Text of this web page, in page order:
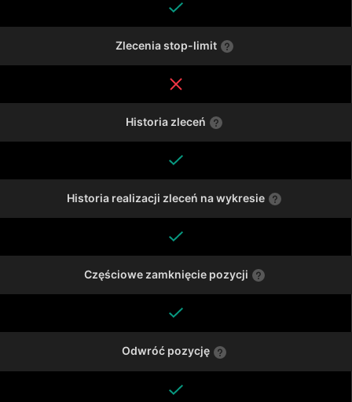
Zlecenia stop-limit
Historia zleceń
Historia realizacji zleceń na wykresie
Częściowe zamknięcie pozycji
Odwróć pozycję